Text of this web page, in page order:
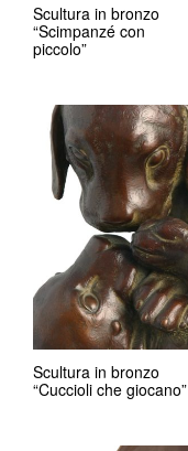
Scultura in bronzo
“Scimpanzé con
piccolo”
Scultura in bronzo
“Cuccioli che giocano”